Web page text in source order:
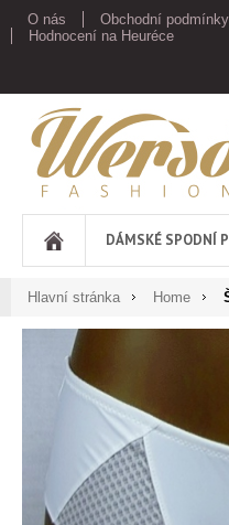
O nás Obchodní podmínky
Hodnocení na Heuréce
Werso
DÁMSKÉ SPODNÍ
Hlavní stránka Home